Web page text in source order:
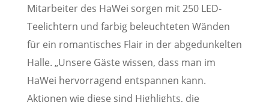
Mitarbeiter des HaWei sorgen mit 250 LED-
Teelichtern und farbig beleuchteten Wänden
für ein romantisches Flair in der abgedunkelten
Halle. „Unsere Gäste wissen, dass man im
HaWei hervorragend entspannen kann.
Aktionen wie diese sind Highlights, die